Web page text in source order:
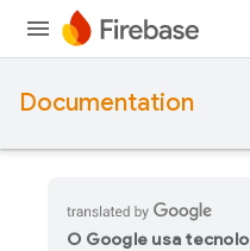
Documentation
O Google usa